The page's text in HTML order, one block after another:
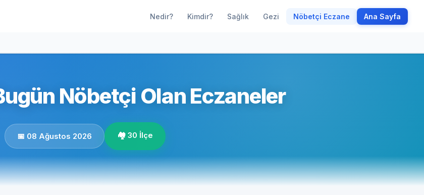
Nedir? Kimdir? Sağlık Gezi Nöbetçi Eczane Ana Sayfa
Nöbetçi Olan Eczaneler
📅 08 Ağustos 2026 🏘️ 30 İlçe